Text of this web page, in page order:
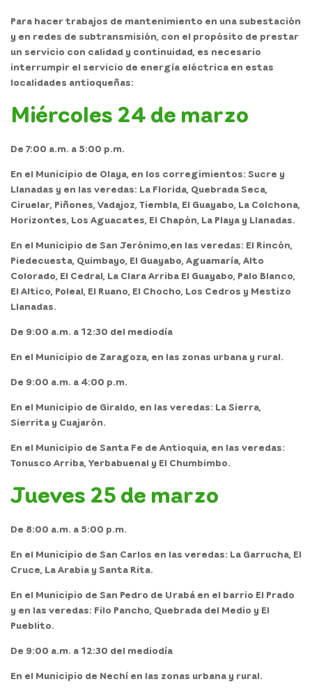
Para hacer trabajos de mantenimiento en una subestación
y en redes de subtransmisión, con el propósito de prestar
un servicio con calidad y continuidad, es necesario
interrumpir el servicio de energía eléctrica en estas
localidades antioqueñas:
Miércoles 24 de marzo
De 7:00 a.m. a 5:00 p.m.
En el Municipio de Olaya, en los corregimientos: Sucre y
Llanadas y en las veredas: La Florida, Quebrada Seca,
Ciruelar, Piñones, Vadajoz, Tiembla, El Guayabo, La Colchona,
Horizontes, Los Aguacates, El Chapón, La Playa y Llanadas.
En el Municipio de San Jerónimo,en las veredas: El Rincón,
Piedecuesta, Quimbayo, El Guayabo, Aguamaría, Alto
Colorado, El Cedral, La Clara Arriba El Guayabo, Palo Blanco,
El Altico, Poleal, El Ruano, El Chocho, Los Cedros y Mestizo
Llanadas.
De 9:00 a.m. a 12:30 del mediodía
En el Municipio de Zaragoza, en las zonas urbana y rural.
De 9:00 a.m. a 4:00 p.m.
En el Municipio de Giraldo, en las veredas: La Sierra,
Sierrita y Cuajarón.
En el Municipio de Santa Fe de Antioquia, en las veredas:
Tonusco Arriba, Yerbabuenal y El Chumbimbo.
Jueves 25 de marzo
De 8:00 a.m. a 5:00 p.m.
En el Municipio de San Carlos en las veredas: La Garrucha, El
Cruce, La Arabia y Santa Rita.
En el Municipio de San Pedro de Urabá en el barrio El Prado
y en las veredas: Filo Pancho, Quebrada del Medio y El
Pueblito.
De 9:00 a.m. a 12:30 del mediodía
En el Municipio de Nechí en las zonas urbana y rural.